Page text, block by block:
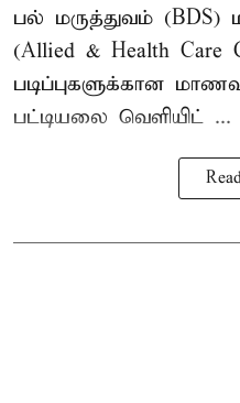
பல் மருத்துவம் (BDS)
(Allied & Health Care
படிப்புகளுக்கான
பட்டியலை வெளியிட் ...